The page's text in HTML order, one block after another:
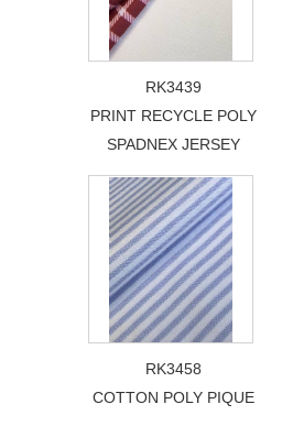
RK3439
PRINT RECYCLE POLY
SPADNEX JERSEY
RK3458
COTTON POLY PIQUE